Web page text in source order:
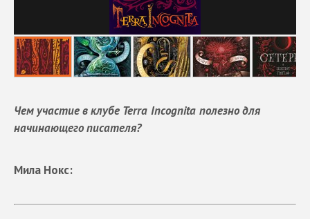
Чем участие в клубе Terra Incognita полезно для
начинающего писателя?
Мила Нокс: